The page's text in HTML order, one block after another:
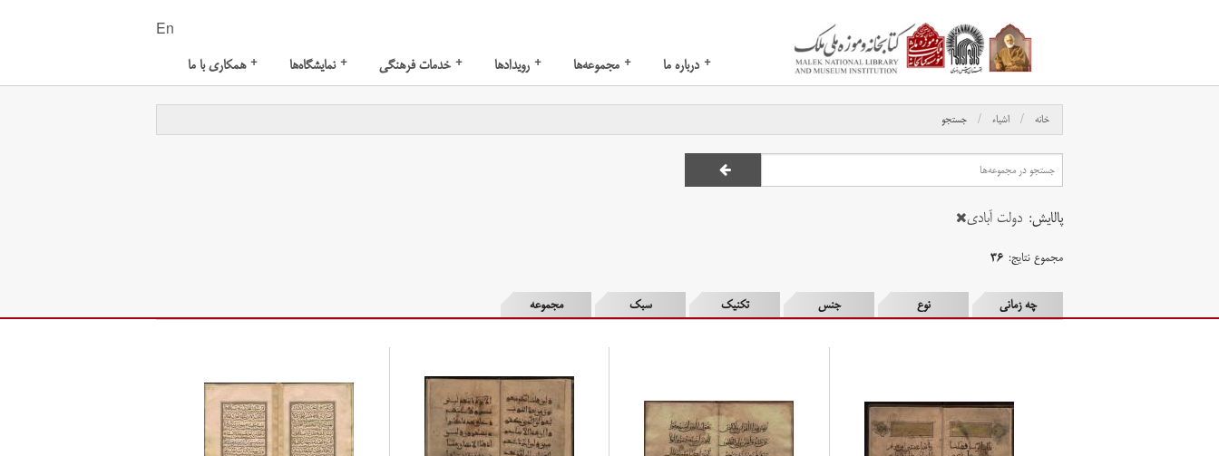
En
همکاری با ما + نمایشگاه‌ها + خدمات فرهنگی + رویدادها + مجموعه‌ها + درباره ما +
خانه اشیاء جستجو
پالایش: دولت آبادی
مجموع نتایج:۳۶
چه زمانی نوع جنس تکنیک سبک مجموعه